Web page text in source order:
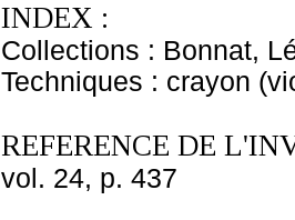
INDEX :
Collections : Bonnat,
Techniques : crayon
REFERENCE DE
vol. 24, p. 437